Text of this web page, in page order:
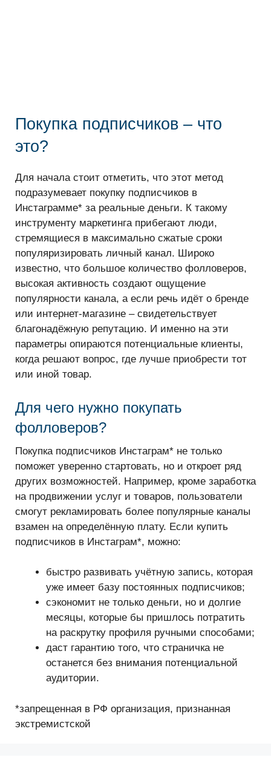
Покупка подписчиков – что
это?
Для начала стоит отметить, что этот метод
подразумевает покупку подписчиков в
Инстаграмме* за реальные деньги. К такому
инструменту маркетинга прибегают люди,
стремящиеся в максимально сжатые сроки
популяризировать личный канал. Широко
известно, что большое количество фолловеров,
высокая активность создают ощущение
популярности канала, а если речь идёт о бренде
или интернет-магазине – свидетельствует
благонадёжную репутацию. И именно на эти
параметры опираются потенциальные клиенты,
когда решают вопрос, где лучше приобрести тот
или иной товар.
Для чего нужно покупать
фолловеров?
Покупка подписчиков Инстаграм* не только
поможет уверенно стартовать, но и откроет ряд
других возможностей. Например, кроме заработка
на продвижении услуг и товаров, пользователи
смогут рекламировать более популярные каналы
взамен на определённую плату. Если купить
подписчиков в Инстаграм*, можно:
быстро развивать учётную запись, которая
уже имеет базу постоянных подписчиков;
сэкономит не только деньги, но и долгие
месяцы, которые бы пришлось потратить
на раскрутку профиля ручными способами;
даст гарантию того, что страничка не
останется без внимания потенциальной
аудитории.
*запрещенная в РФ организация, признанная
экстремистской